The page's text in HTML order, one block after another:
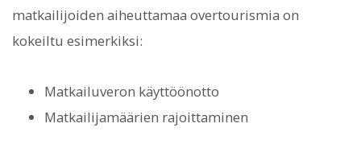
matkailijoiden aiheuttamaa overtourismia on
kokeiltu esimerkiksi:
Matkailuveron käyttöönotto
Matkailijamäärien rajoittaminen